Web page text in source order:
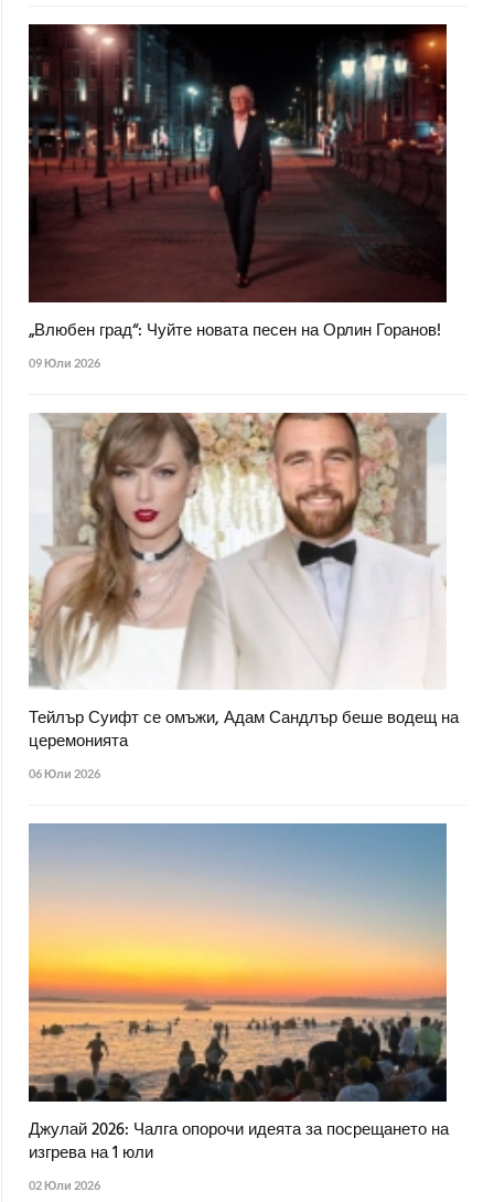
„Влюбен град“: Чуйте новата песен на Орлин Горанов!
09 Юли 2026
Тейлър Суифт се омъжи, Адам Сандлър беше водещ на
церемонията
06 Юли 2026
Джулай 2026: Чалга опорочи идеята за посрещането на
изгрева на 1 юли
02 Юли 2026